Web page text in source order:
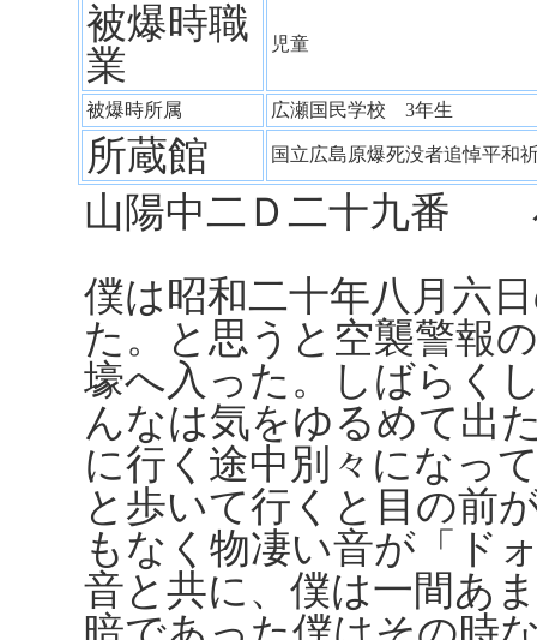
被爆時職
業
児童
被爆時所属 広瀬国民学校 3年生
所蔵館 国立広島原爆死没者追悼平
山陽中二Ｄ二十九番
僕は昭和二十年八月六
た。と思うと空襲警報
壕へ入った。しばらく
んなは気をゆるめて出
に行く途中別々になっ
と歩いて行くと目の前
もなく物凄い音が「ド
音と共に、僕は一間あ